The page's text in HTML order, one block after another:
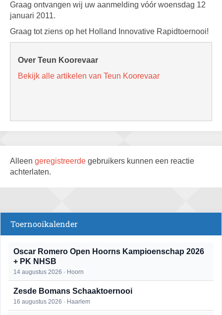
Graag ontvangen wij uw aanmelding vóór woensdag 12
januari 2011.
Graag tot ziens op het Holland Innovative Rapidtoernooi!
Over Teun Koorevaar
Bekijk alle artikelen van Teun Koorevaar
Alleen geregistreerde gebruikers kunnen een reactie
achterlaten.
Toernooikalender
Oscar Romero Open Hoorns Kampioenschap 2026
+ PK NHSB
14 augustus 2026 · Hoorn
Zesde Bomans Schaaktoernooi
16 augustus 2026 · Haarlem